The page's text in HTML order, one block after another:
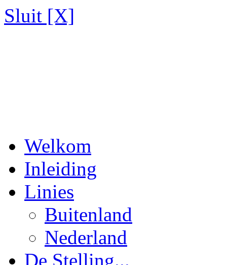
Sluit [X]
Welkom
Inleiding
Linies
Buitenland
Nederland
De Stelling...